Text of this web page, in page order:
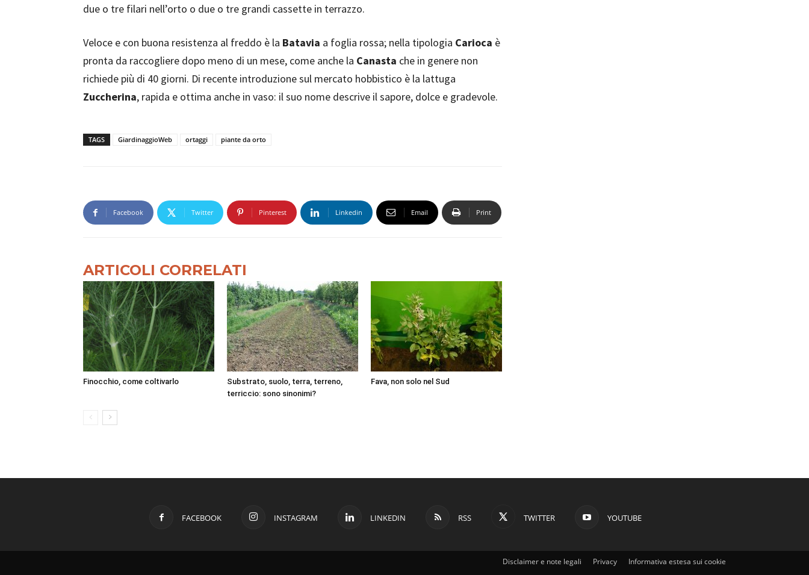
due o tre filari nell’orto o due o tre grandi cassette in terrazzo.
Veloce e con buona resistenza al freddo è la Batavia a foglia rossa; nella tipologia Carioca è
pronta da raccogliere dopo meno di un mese, come anche la Canasta che in genere non
richiede più di 40 giorni. Di recente introduzione sul mercato hobbistico è la lattuga
Zuccherina, rapida e ottima anche in vaso: il suo nome descrive il sapore, dolce e gradevole.
TAGS GiardinaggioWeb ortaggi piante da orto
Facebook Twitter Pinterest Linkedin Email Print
ARTICOLI CORRELATI
Finocchio, come coltivarlo
Substrato, suolo, terra, terreno,
terriccio: sono sinonimi?
Fava, non solo nel Sud
FACEBOOK INSTAGRAM LINKEDIN RSS TWITTER YOUTUBE
Disclaimer e note legali Privacy Informativa estesa sui cookie